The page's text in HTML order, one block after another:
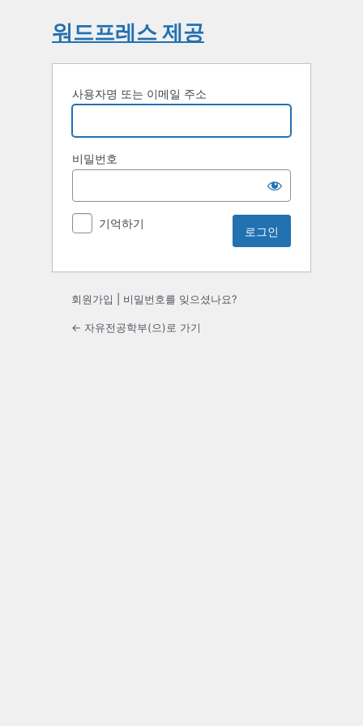
워드프레스 제공
사용자명 또는 이메일 주소
비밀번호
기억하기
회원가입 비밀번호를 잊으셨나요?
← 자유전공학부(으)로 가기